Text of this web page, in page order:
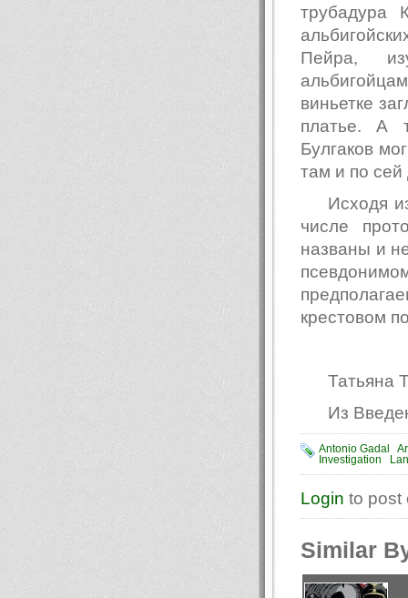
трубадура
Пейра,
виньетке
платье. А
Булгаков
там и по сей
Исходя
числе
названы и
крестовом
Татьяна
Из
Antonio Gadal
Investigation
Login to post
Similar